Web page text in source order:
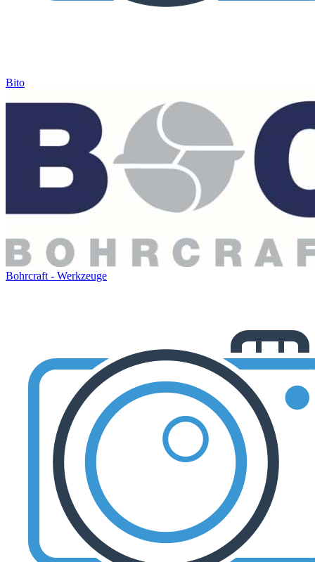
Bito
Bohrcraft - Werkzeuge